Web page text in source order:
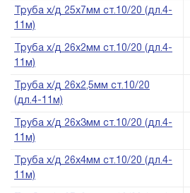
Труба х/д 25х7мм ст.10/20 (дл.4-
11м)
Труба х/д 26х2мм ст.10/20 (дл.4-
11м)
Труба х/д 26х2,5мм ст.10/20
(дл.4-11м)
Труба х/д 26х3мм ст.10/20 (дл.4-
11м)
Труба х/д 26х4мм ст.10/20 (дл.4-
11м)